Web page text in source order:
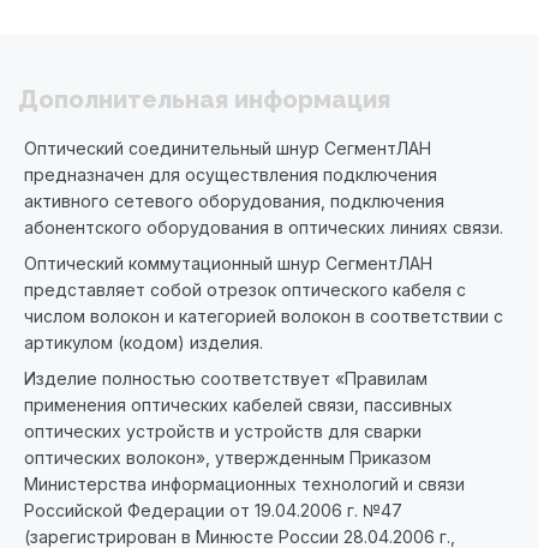
Дополнительная информация
Оптический соединительный шнур СегментЛАН
предназначен для осуществления подключения
активного сетевого оборудования, подключения
абонентского оборудования в оптических линиях связи.
Оптический коммутационный шнур СегментЛАН
представляет собой отрезок оптического кабеля с
числом волокон и категорией волокон в соответствии с
артикулом (кодом) изделия.
Изделие полностью соответствует «Правилам
применения оптических кабелей связи, пассивных
оптических устройств и устройств для сварки
оптических волокон», утвержденным Приказом
Министерства информационных технологий и связи
Российской Федерации от 19.04.2006 г. №47
(зарегистрирован в Минюсте России 28.04.2006 г.,